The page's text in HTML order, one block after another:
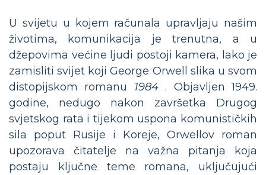
U svijetu u kojem računala upravljaju našim
životima, komunikacija je trenutna, a u
džepovima većine ljudi postoji kamera, lako je
zamisliti svijet koji George Orwell slika u svom
distopijskom romanu 1984. Objavljen 1949.
godine, nedugo nakon završetka Drugog
svjetskog rata i tijekom uspona komunističkih
sila poput Rusije i Koreje, Orwellov roman
upozorava čitatelje na važna pitanja koja
postaju ključne teme romana, uključujući